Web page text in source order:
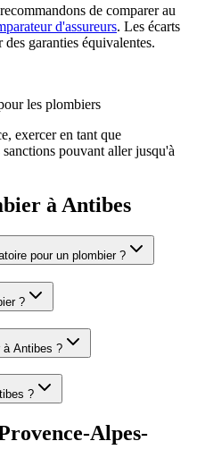
de comparer au
d'assureurs. Les écarts
garanties équivalentes.
les plombiers
exercer en tant que
pouvant aller jusqu'à
à Antibes
pour un plombier ?
?
à Antibes ?
?
Alpes-